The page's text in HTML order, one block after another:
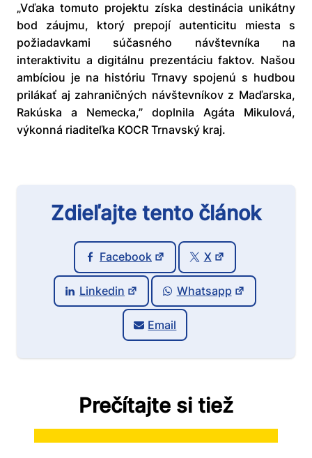
„Vďaka tomuto projektu získa destinácia unikátny
bod záujmu, ktorý prepojí autenticitu miesta s
požiadavkami súčasného návštevníka na
interaktivitu a digitálnu prezentáciu faktov. Našou
ambíciou je na históriu Trnavy spojenú s hudbou
prilákať aj zahraničných návštevníkov z Maďarska,
Rakúska a Nemecka,” doplnila Agáta Mikulová,
výkonná riaditeľka KOCR Trnavský kraj.
Zdieľajte tento článok
Facebook X
Linkedin Whatsapp
Email
Prečítajte si tiež